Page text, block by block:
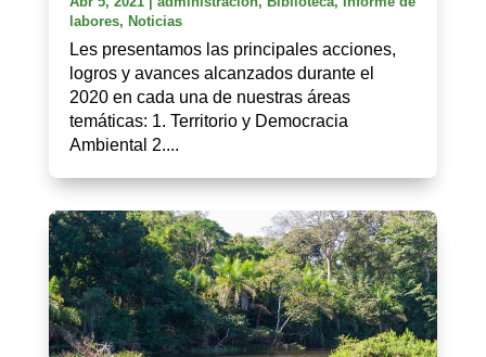
labores, Noticias
Les presentamos las principales acciones,
logros y avances alcanzados durante el
2020 en cada una de nuestras áreas
temáticas: 1. Territorio y Democracia
Ambiental 2....